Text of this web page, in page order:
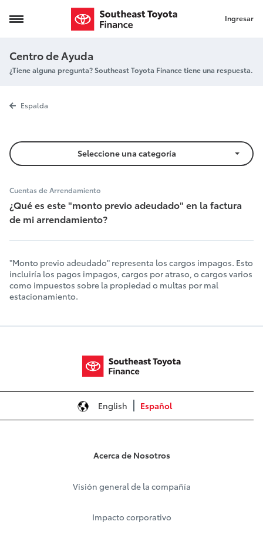
Monto previo adeudado Ingresar
Centro de Ayuda
¿Tiene alguna pregunta? Southeast Toyota Finance tiene una respuesta.
Monto previo
Espalda
Seleccione una categoría
Cuentas de Arrendamiento
¿Qué es este "monto previo adeudado" en la factura
de mi arrendamiento?
"Monto previo adeudado" representa los cargos impagos. Esto
incluiría los pagos impagos, cargos por atraso, o cargos varios
como impuestos sobre la propiedad o multas por mal
estacionamiento.
English Español
Acerca de Nosotros
Visión general de la compañía
Impacto corporativo